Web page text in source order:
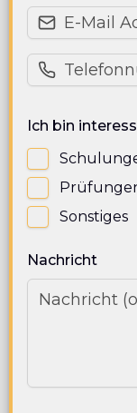
Ich bin
Sonstiges
Nachricht